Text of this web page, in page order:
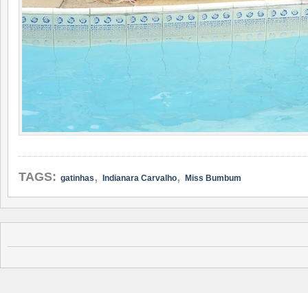
TAGS: gatinhas , Indianara Carvalho, Miss Bumbum